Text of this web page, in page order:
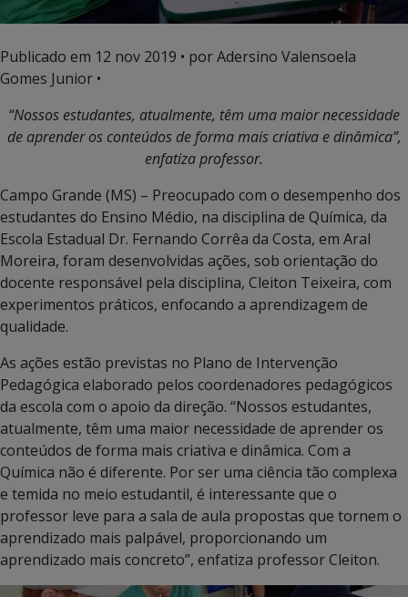
Publicado em 12 nov 2019 • por Adersino Valensoela
Gomes Junior •
“Nossos estudantes, atualmente, têm uma maior necessidade
de aprender os conteúdos de forma mais criativa e dinâmica”,
enfatiza professor.
Campo Grande (MS) – Preocupado com o desempenho dos
estudantes do Ensino Médio, na disciplina de Química, da
Escola Estadual Dr. Fernando Corrêa da Costa, em Aral
Moreira, foram desenvolvidas ações, sob orientação do
docente responsável pela disciplina, Cleiton Teixeira, com
experimentos práticos, enfocando a aprendizagem de
qualidade.
As ações estão previstas no Plano de Intervenção
Pedagógica elaborado pelos coordenadores pedagógicos
da escola com o apoio da direção. “Nossos estudantes,
atualmente, têm uma maior necessidade de aprender os
conteúdos de forma mais criativa e dinâmica. Com a
Química não é diferente. Por ser uma ciência tão complexa
e temida no meio estudantil, é interessante que o
professor leve para a sala de aula propostas que tornem o
aprendizado mais palpável, proporcionando um
aprendizado mais concreto”, enfatiza professor Cleiton.